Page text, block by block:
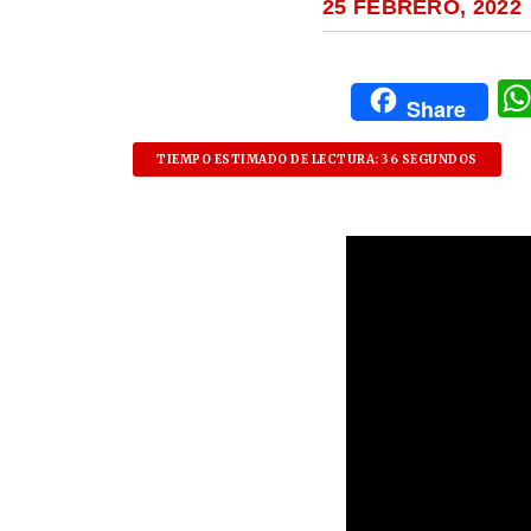
25 FEBRERO, 2022
Share
TIEMPO ESTIMADO DE LECTURA: 36 SEGUNDOS